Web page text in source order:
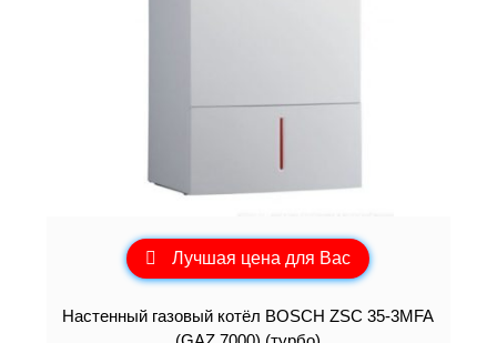
Лучшая цена для Вас
Настенный газовый котёл BOSCH ZSC 35-3MFA